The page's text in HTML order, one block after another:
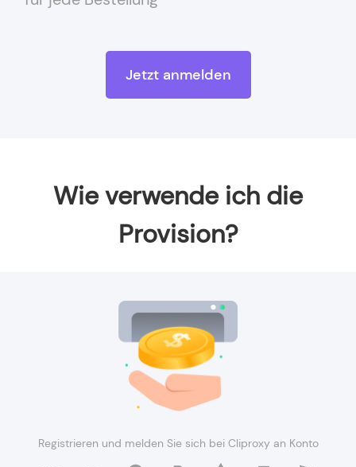
Jetzt anmelden
Wie verwende ich die
Provision?
Registrieren und melden Sie sich bei Cliproxy an Konto